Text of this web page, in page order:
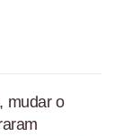
mudar o